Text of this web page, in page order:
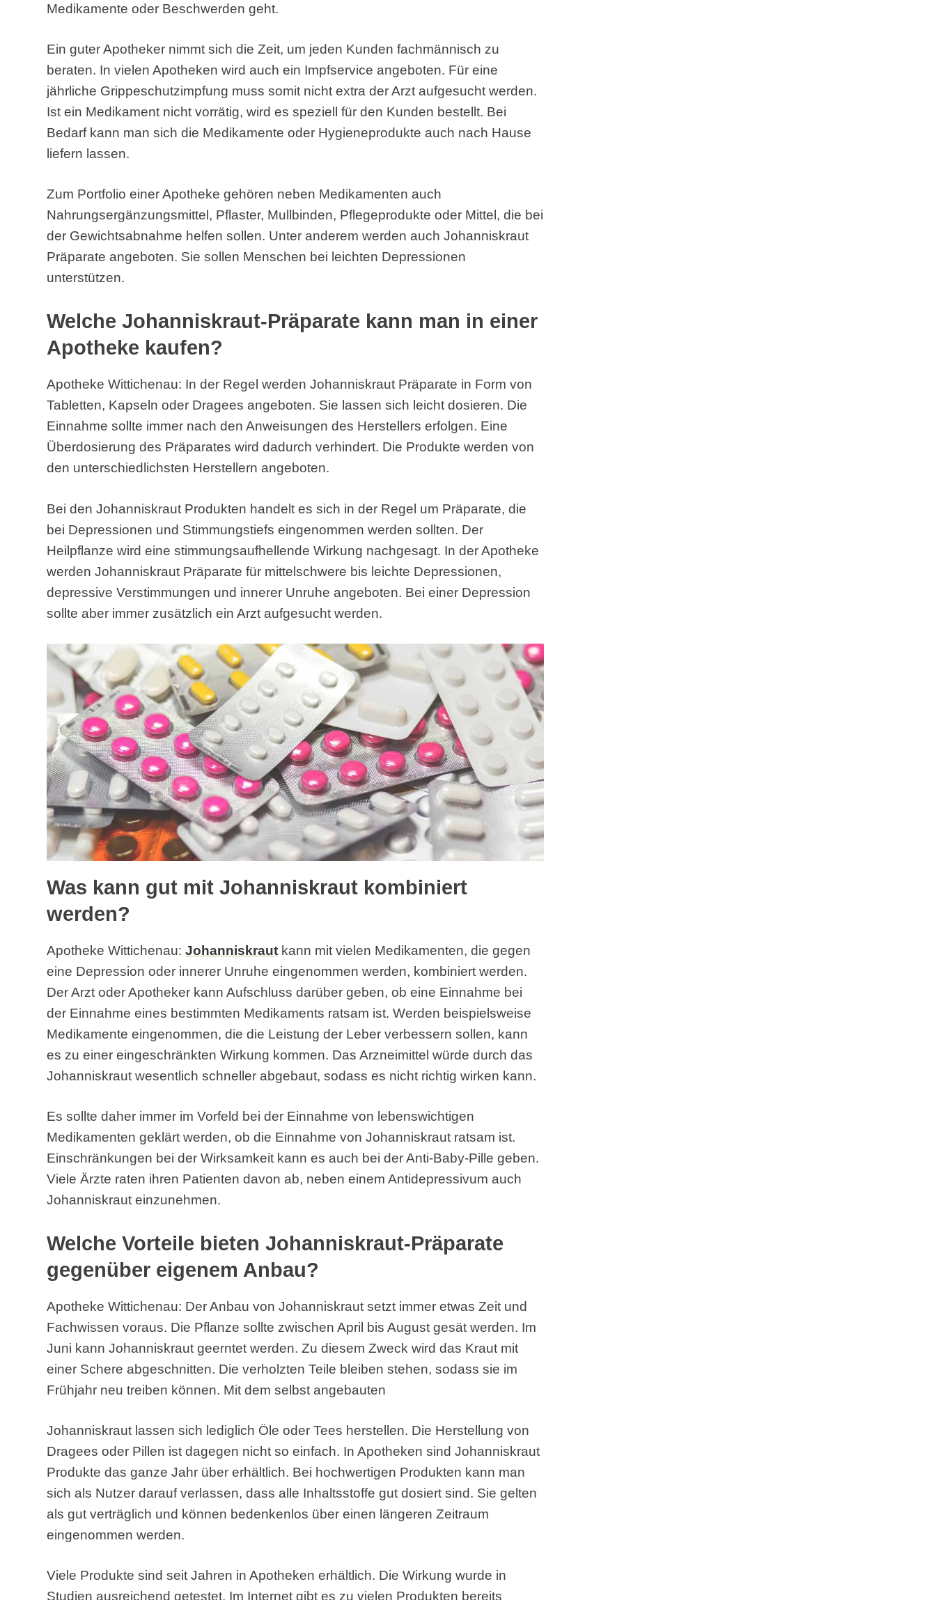
Medikamente oder Beschwerden geht.
Ein guter Apotheker nimmt sich die Zeit, um jeden Kunden fachmännisch zu
beraten. In vielen Apotheken wird auch ein Impfservice angeboten. Für eine
jährliche Grippeschutzimpfung muss somit nicht extra der Arzt aufgesucht werden.
Ist ein Medikament nicht vorrätig, wird es speziell für den Kunden bestellt. Bei
Bedarf kann man sich die Medikamente oder Hygieneprodukte auch nach Hause
liefern lassen.
Zum Portfolio einer Apotheke gehören neben Medikamenten auch
Nahrungsergänzungsmittel, Pflaster, Mullbinden, Pflegeprodukte oder Mittel, die bei
der Gewichtsabnahme helfen sollen. Unter anderem werden auch Johanniskraut
Präparate angeboten. Sie sollen Menschen bei leichten Depressionen
unterstützen.
Welche Johanniskraut-Präparate kann man in einer
Apotheke kaufen?
Apotheke Wittichenau: In der Regel werden Johanniskraut Präparate in Form von
Tabletten, Kapseln oder Dragees angeboten. Sie lassen sich leicht dosieren. Die
Einnahme sollte immer nach den Anweisungen des Herstellers erfolgen. Eine
Überdosierung des Präparates wird dadurch verhindert. Die Produkte werden von
den unterschiedlichsten Herstellern angeboten.
Bei den Johanniskraut Produkten handelt es sich in der Regel um Präparate, die
bei Depressionen und Stimmungstiefs eingenommen werden sollten. Der
Heilpflanze wird eine stimmungsaufhellende Wirkung nachgesagt. In der Apotheke
werden Johanniskraut Präparate für mittelschwere bis leichte Depressionen,
depressive Verstimmungen und innerer Unruhe angeboten. Bei einer Depression
sollte aber immer zusätzlich ein Arzt aufgesucht werden.
Was kann gut mit Johanniskraut kombiniert
werden?
Apotheke Wittichenau:Johanniskraut kann mit vielen Medikamenten, die gegen
eine Depression oder innerer Unruhe eingenommen werden, kombiniert werden.
Der Arzt oder Apotheker kann Aufschluss darüber geben, ob eine Einnahme bei
der Einnahme eines bestimmten Medikaments ratsam ist. Werden beispielsweise
Medikamente eingenommen, die die Leistung der Leber verbessern sollen, kann
es zu einer eingeschränkten Wirkung kommen. Das Arzneimittel würde durch das
Johanniskraut wesentlich schneller abgebaut, sodass es nicht richtig wirken kann.
Es sollte daher immer im Vorfeld bei der Einnahme von lebenswichtigen
Medikamenten geklärt werden, ob die Einnahme von Johanniskraut ratsam ist.
Einschränkungen bei der Wirksamkeit kann es auch bei der Anti-Baby-Pille geben.
Viele Ärzte raten ihren Patienten davon ab, neben einem Antidepressivum auch
Johanniskraut einzunehmen.
Welche Vorteile bieten Johanniskraut-Präparate
gegenüber eigenem Anbau?
Apotheke Wittichenau: Der Anbau von Johanniskraut setzt immer etwas Zeit und
Fachwissen voraus. Die Pflanze sollte zwischen April bis August gesät werden. Im
Juni kann Johanniskraut geerntet werden. Zu diesem Zweck wird das Kraut mit
einer Schere abgeschnitten. Die verholzten Teile bleiben stehen, sodass sie im
Frühjahr neu treiben können. Mit dem selbst angebauten
Johanniskraut lassen sich lediglich Öle oder Tees herstellen. Die Herstellung von
Dragees oder Pillen ist dagegen nicht so einfach. In Apotheken sind Johanniskraut
Produkte das ganze Jahr über erhältlich. Bei hochwertigen Produkten kann man
sich als Nutzer darauf verlassen, dass alle Inhaltsstoffe gut dosiert sind. Sie gelten
als gut verträglich und können bedenkenlos über einen längeren Zeitraum
eingenommen werden.
Viele Produkte sind seit Jahren in Apotheken erhältlich. Die Wirkung wurde in
Studien ausreichend getestet. Im Internet gibt es zu vielen Produkten bereits